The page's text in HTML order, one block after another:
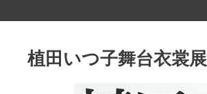
植田いつ子舞台衣裳展